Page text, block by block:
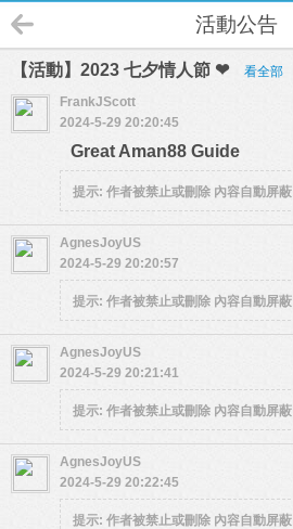
活動公告
【活動】2023 七夕情人節 ❤ 看全部
FrankJScott
2024-5-29 20:20:45
Great Aman88 Guide
提示: 作者被禁止或刪除 內容自動屏蔽
AgnesJoyUS
2024-5-29 20:20:57
提示: 作者被禁止或刪除 內容自動屏蔽
AgnesJoyUS
2024-5-29 20:21:41
提示: 作者被禁止或刪除 內容自動屏蔽
AgnesJoyUS
2024-5-29 20:22:45
提示: 作者被禁止或刪除 內容自動屏蔽